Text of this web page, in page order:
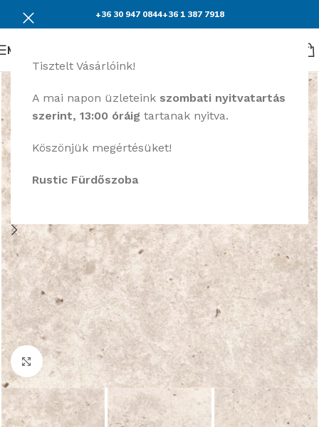
Tisztelt Vásárlóink!
A mai napon üzleteink szombati nyitvatartás
szerint, 13:00 óráig tartanak nyitva.
Köszönjük megértésüket!
Rustic Fürdőszoba
+36 30 947 0844+36 1 387 7918
Menü
Nagyításhoz kattints ide